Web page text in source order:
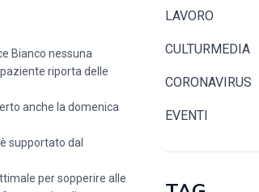
Bianco nessuna
riporta delle
anche la domenica
è supportato dal
per sopperire alle
LAVORO
CULTURMEDIA
CORONAVIRUS
EVENTI